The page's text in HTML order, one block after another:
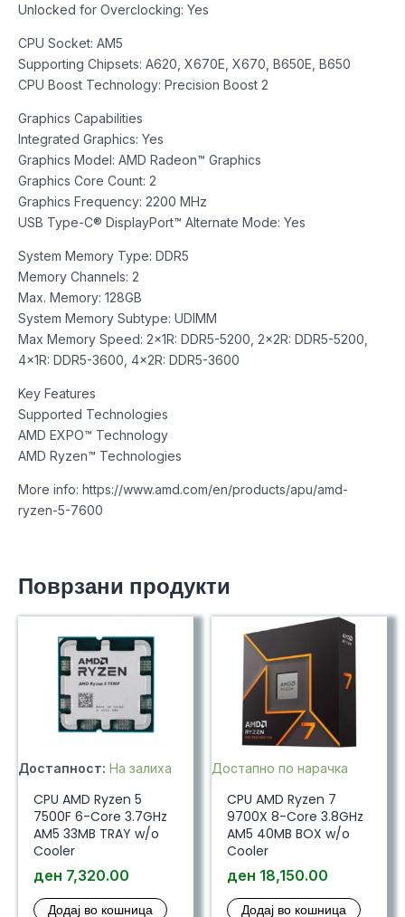
Unlocked for Overclocking: Yes
CPU Socket: AM5
Supporting Chipsets: A620, X670E, X670, B650E, B650
CPU Boost Technology: Precision Boost 2
Graphics Capabilities
Integrated Graphics: Yes
Graphics Model: AMD Radeon™ Graphics
Graphics Core Count: 2
Graphics Frequency: 2200 MHz
USB Type-C® DisplayPort™ Alternate Mode: Yes
System Memory Type: DDR5
Memory Channels: 2
Max. Memory: 128GB
System Memory Subtype: UDIMM
Max Memory Speed: 2x1R: DDR5-5200, 2x2R: DDR5-5200,
4x1R: DDR5-3600, 4x2R: DDR5-3600
Key Features
Supported Technologies
AMD EXPO™ Technology
AMD Ryzen™ Technologies
More info: https://www.amd.com/en/products/apu/amd-
ryzen-5-7600
Поврзани продукти
Достапност: На залиха
CPU AMD Ryzen 5
7500F 6-Core 3.7GHz
AM5 33MB TRAY w/o
Cooler
ден 7,320.00
Додај во кошница
Достапно по нарачка
CPU AMD Ryzen 7
9700X 8-Core 3.8GHz
AM5 40MB BOX w/o
Cooler
ден 18,150.00
Додај во кошница